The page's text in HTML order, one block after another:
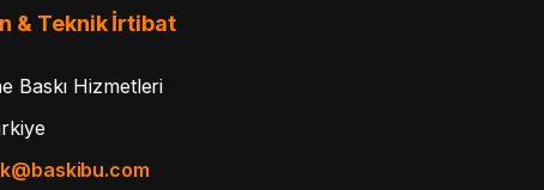
& Teknik İrtibat
Baskı Hizmetleri